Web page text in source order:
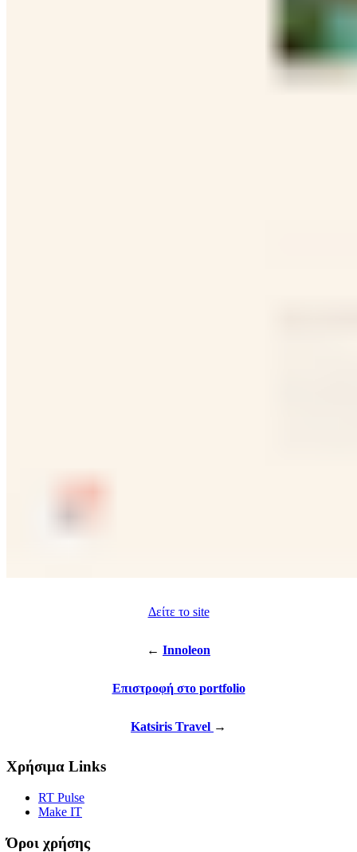
Δείτε το site
← Innoleon
Επιστροφή στο portfolio
Katsiris Travel →
Χρήσιμα Links
RT Pulse
Make IT
Όροι χρήσης